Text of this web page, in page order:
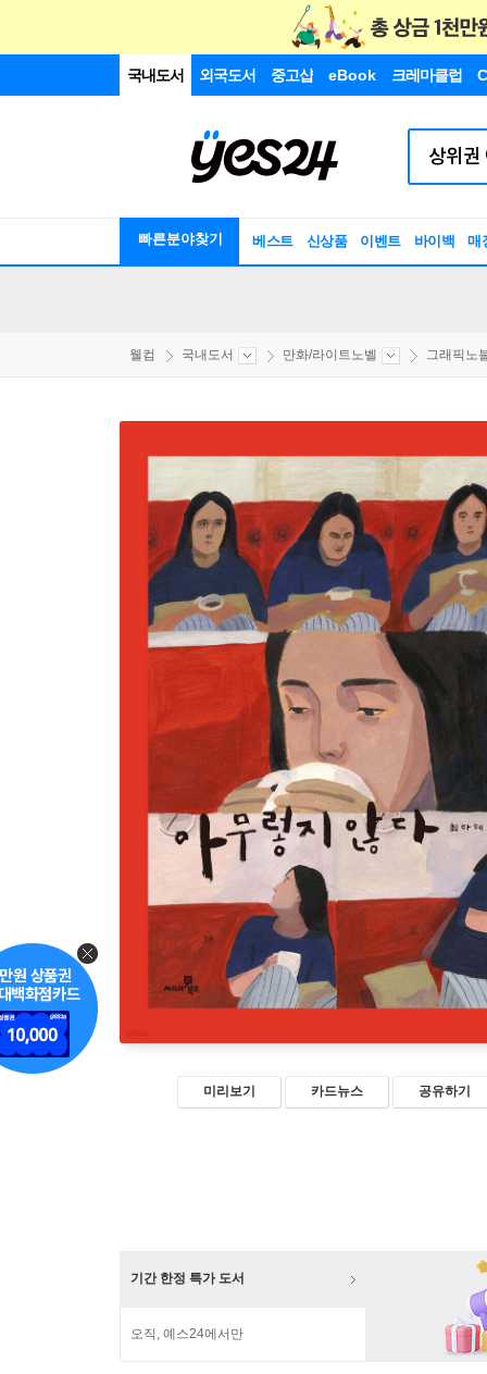
국내도서 외국도서 중고샵 eBook 크레마클럽
빠른분야찾기 베스트 신상품 이벤트 바이백 매
웰컴 국내도서 만화/라이트노벨 그래픽노
미리보기 카드뉴스 공유하기
기간 한정 특가 도서
오직, 예스24에서만